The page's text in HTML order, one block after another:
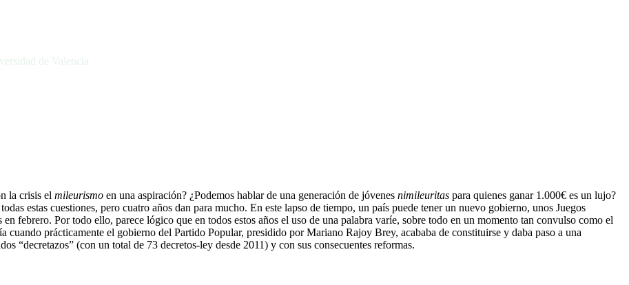
de Valencia
la crisis el mileurismo en una aspiración? ¿Podemos hablar de una generación de jóvenes nimileuritas para quienes ganar 1.000€ es un lujo?
estas cuestiones, pero cuatro años dan para mucho. En este lapso de tiempo, un país puede tener un nuevo gobierno, unos Juegos
febrero. Por todo ello, parece lógico que en todos estos años el uso de una palabra varíe, sobre todo en un momento tan convulso como el
cuando prácticamente el gobierno del Partido Popular, presidido por Mariano Rajoy Brey, acababa de constituirse y daba paso a una
“decretazos” (con un total de 73 decretos-ley desde 2011) y con sus consecuentes reformas.